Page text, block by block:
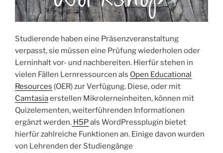
Studierende haben eine Präsenzveranstaltung
verpasst, sie müssen eine Prüfung wiederholen oder
Lerninhalt vor- und nachbereiten. Hierfür stehen in
vielen Fällen Lernressourcen als Open Educational
Resources (OER) zur Verfügung. Diese, oder mit
Camtasiaerstellen Mikrolerneinheiten, können mit
Quizelementen, weiterführenden Informationen
ergänzt werden. H5Pals WordPressplugin bietet
hierfür zahlreiche Funktionen an. Einige davon wurden
von Lehrenden der Studiengänge